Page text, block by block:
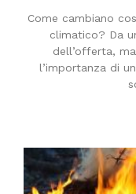
Come cambiano
climatico? Da
dell’offerta,
l’importanza di